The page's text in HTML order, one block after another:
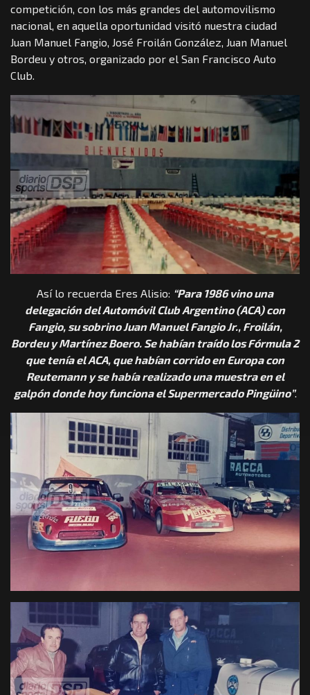
competición, con los más grandes del automovilismo
nacional, en aquella oportunidad visitó nuestra ciudad
Juan Manuel Fangio, José Froilán González, Juan Manuel
Bordeu y otros, organizado por el San Francisco Auto
Club.
Así lo recuerda Eres Alisio: “Para 1986 vino una
delegación del Automóvil Club Argentino (ACA) con
Fangio, su sobrino Juan Manuel Fangio Jr., Froilán,
Bordeu y Martínez Boero. Se habían traído los Fórmula 2
que tenía el ACA, que habían corrido en Europa con
Reutemann y se había realizado una muestra en el
galpón donde hoy funciona el Supermercado Pingüino”.